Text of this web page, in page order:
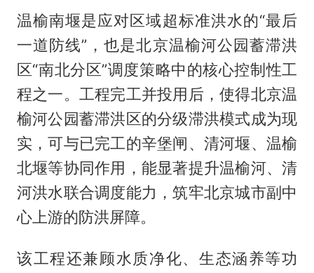
温榆南堰是应对区域超标准洪水的“最后
一道防线”，也是北京温榆河公园蓄滞洪
区“南北分区”调度策略中的核心控制性工
程之一。工程完工并投用后，使得北京温
榆河公园蓄滞洪区的分级滞洪模式成为现
实，可与已完工的辛堡闸、清河堰、温榆
北堰等协同作用，能显著提升温榆河、清
河洪水联合调度能力，筑牢北京城市副中
心上游的防洪屏障。
该工程还兼顾水质净化、生态涵养等功